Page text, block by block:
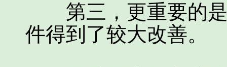
第三，更重要的是
件得到了较大改善。